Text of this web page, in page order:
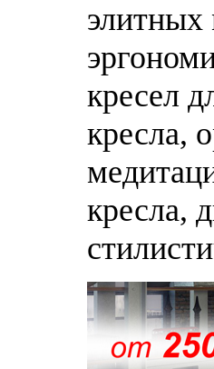
элитных
кресел
кресла,
кресла,